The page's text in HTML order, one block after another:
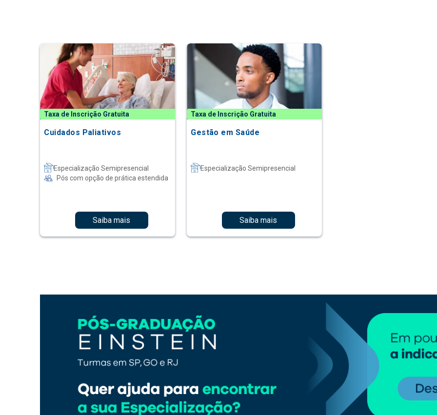
Taxa de Inscrição Gratuita
Cuidados Paliativos
Especialização Semipresencial
Pós com opção de prática estendida
Saiba mais
Taxa de Inscrição Gratuita
Gestão em Saúde
Especialização Semipresencial
Saiba mais